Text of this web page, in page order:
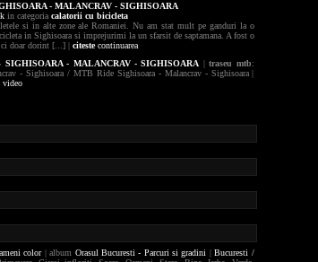
- MALANCRAV - SIGHISOARA
in categoria calatorii cu bicicleta
si in alte zone ale Romaniei. Nu am stat mult pe ganduri la o
in Sighisoara si imprejurimi la un sfarsit de saptamana. A fost o
ci doar dorint [...] | citestecontinuarea
SIGHISOARA - MALANCRAV - SIGHISOARA |traseu mtb:
- Sighisoara / MTB Ride Sighisoara - Malancrav - Sighisoara |
video
color| album Orasul Bucuresti - Parcuri si gradini |Bucuresti /